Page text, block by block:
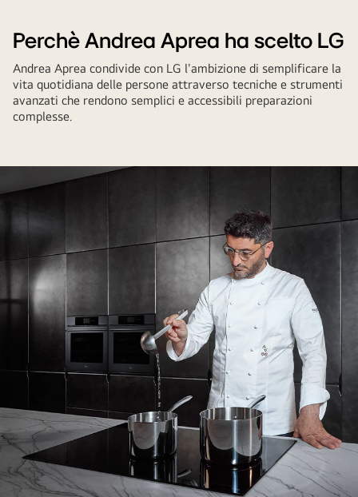
Perchè Andrea Aprea ha scelto LG
Andrea Aprea condivide con LG l'ambizione di semplificare la
vita quotidiana delle persone attraverso tecniche e strumenti
avanzati che rendono semplici e accessibili preparazioni
complesse.